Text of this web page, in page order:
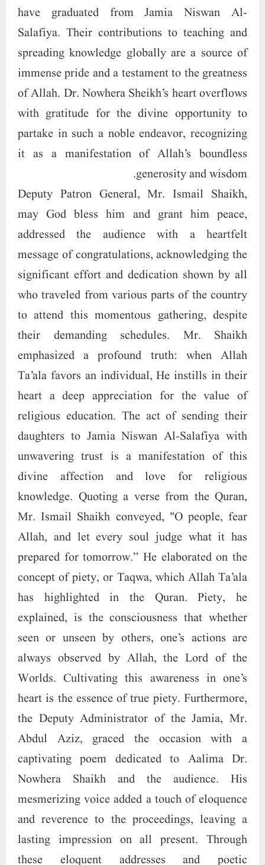
have graduated from Jamia Niswan Al-
Salafiya. Their contributions to teaching and
spreading knowledge globally are a source of
immense pride and a testament to the greatness
of Allah. Dr. Nowhera Sheikh’s heart overflows
with gratitude for the divine opportunity to
partake in such a noble endeavor, recognizing
it as a manifestation of Allah’s boundless
generosity and wisdom.
Deputy Patron General, Mr. Ismail Shaikh,
may God bless him and grant him peace,
addressed the audience with a heartfelt
message of congratulations, acknowledging the
significant effort and dedication shown by all
who traveled from various parts of the country
to attend this momentous gathering, despite
their demanding schedules. Mr. Shaikh
emphasized a profound truth: when Allah
Ta’ala favors an individual, He instills in their
heart a deep appreciation for the value of
religious education. The act of sending their
daughters to Jamia Niswan Al-Salafiya with
unwavering trust is a manifestation of this
divine affection and love for religious
knowledge. Quoting a verse from the Quran,
Mr. Ismail Shaikh conveyed, "O people, fear
Allah, and let every soul judge what it has
prepared for tomorrow.” He elaborated on the
concept of piety, or Taqwa, which Allah Ta’ala
has highlighted in the Quran. Piety, he
explained, is the consciousness that whether
seen or unseen by others, one’s actions are
always observed by Allah, the Lord of the
Worlds. Cultivating this awareness in one’s
heart is the essence of true piety. Furthermore,
the Deputy Administrator of the Jamia, Mr.
Abdul Aziz, graced the occasion with a
captivating poem dedicated to Aalima Dr.
Nowhera Shaikh and the audience. His
mesmerizing voice added a touch of eloquence
and reverence to the proceedings, leaving a
lasting impression on all present. Through
these eloquent addresses and poetic